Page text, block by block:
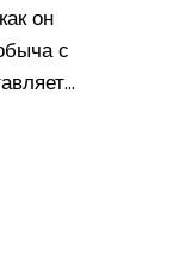
он
с